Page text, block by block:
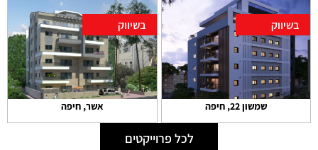
בשיווק
שמשון 22, חיפה
בשיווק
אשר, חיפה
לכל פרוייקטים